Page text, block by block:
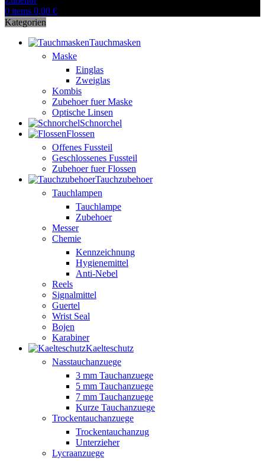
0 items 0,00 €
Kategorien
Tauchmasken
Maske
Einglas
Zweiglas
Kombis
Zubehoer fuer Maske
Optische Linsen
Schnorchel
Flossen
Offenes Fussteil
Geschlossenes Fussteil
Zubehoer fuer Flossen
Tauchzubehoer
Tauchlampen
Tauchlampe
Zubehoer
Messer
Chemie
Kennzeichnung
Hygienemittel
Anti-Nebel
Reels
Signalmittel
Guertel
Wrist Seal
Bojen
Karabiner
Kaelteschutz
Nasstauchanzuege
3 mm Tauchanzuege
5 mm Tauchanzuege
7 mm Tauchanzuege
Kurze Tauchanzuege
Trockentauchanzuege
Trockentauchanzug
Unterzieher
Lycraanzuege